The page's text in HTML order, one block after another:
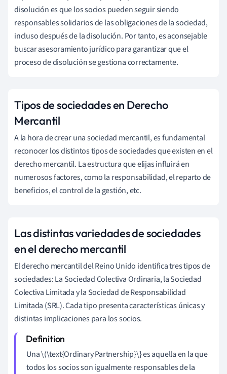
disolución es que los socios pueden seguir siendo
responsables solidarios de las obligaciones de la sociedad,
incluso después de la disolución. Por tanto, es aconsejable
buscar asesoramiento jurídico para garantizar que el
proceso de disolución se gestiona correctamente.
Tipos de sociedades en Derecho
Mercantil
A la hora de crear una sociedad mercantil, es fundamental
reconocer los distintos tipos de sociedades que existen en el
derecho mercantil. La estructura que elijas influirá en
numerosos factores, como la responsabilidad, el reparto de
beneficios, el control de la gestión, etc.
Las distintas variedades de sociedades
en el derecho mercantil
El derecho mercantil del Reino Unido identifica tres tipos de
sociedades: La Sociedad Colectiva Ordinaria, la Sociedad
Colectiva Limitada y la Sociedad de Responsabilidad
Limitada (SRL). Cada tipo presenta características únicas y
distintas implicaciones para los socios.
Una \(\text{Ordinary Partnership}\} es aquella en la que
todos los socios son igualmente responsables de la